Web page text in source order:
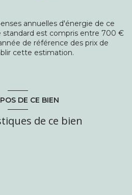
annuelles d'énergie de ce
est compris entre 700 €
de référence des prix de
cette estimation.
DE CE BIEN
de ce bien